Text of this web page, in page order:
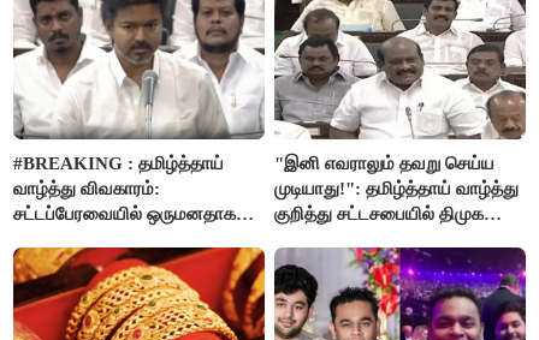
அறிவிப்பு..!
#BREAKING : தமிழ்த்தாய்
வாழ்த்து விவகாரம்:
சட்டப்பேரவையில் ஒருமனதாக
"இனி எவராலும் தவறு செய்ய
முடியாது!": தமிழ்த்தாய் வாழ்த்து
குறித்து சட்டசபையில் திமுக